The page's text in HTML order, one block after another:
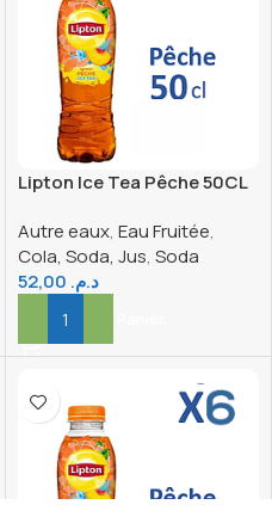
Lipton Ice Tea Pêche 50CL
Autre eaux, Eau Fruitée,
Cola, Soda, Jus, Soda
د.م.
Ajouter Au Panier